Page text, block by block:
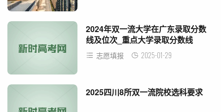
2024年双一流大学在广东录取分数
线及位次_重点大学录取分数线
志愿填报 2025-01-29
2025四川8所双一流院校选科要求